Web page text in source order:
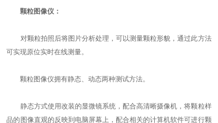
颗粒图像仪：
对颗粒拍照后将图片分析处理，可以测量颗粒形貌，通过此方法
可实现原位实时在线测量。
颗粒图像仪拥有静态、动态两种测试方法。
静态方式使用改装的显微镜系统，配合高清晰摄像机，将颗粒样
品的图像直观的反映到电脑屏幕上，配合相关的计算机软件可进行颗